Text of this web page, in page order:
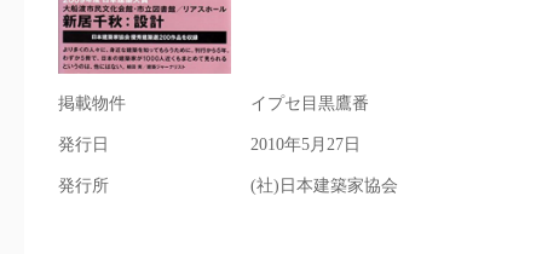
掲載物件 イプセ目黒鷹番
発行日 2010年5月27日
発行所 (社)日本建築家協会